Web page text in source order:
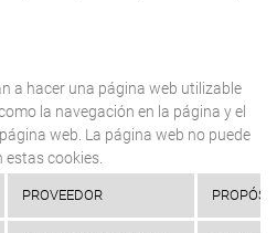
a hacer una página web utilizable
la navegación en la página y el
web. La página web no puede
cookies.
PROVEEDOR